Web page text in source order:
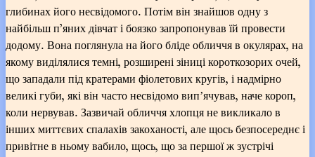
глибинах його несвідомого. Потім він знайшов одну з
найбільш п’яних дівчат і боязко запропонував їй провести
додому. Вона поглянула на його бліде обличчя в окулярах, на
якому виділялися темні, розширені зіниці короткозорих очей,
що западали під кратерами фіолетових кругів, і надмірно
великі губи, які він часто несвідомо випʼячував, наче короп,
коли нервував. Зазвичай обличчя хлопця не викликало в
інших миттєвих спалахів закоханості, але щось безпосереднє і
привітне в ньому вабило, щось, що за першої ж зустрічі